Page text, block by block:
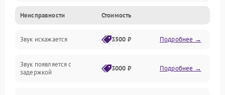
Управление и электроника
Клавиатура
Подключения и интерфейсы
Неисправности Стоимость
Звук искажается 3500 ₽ Подробнее →
Звук появляется с
задержкой
3000 ₽ Подробнее →